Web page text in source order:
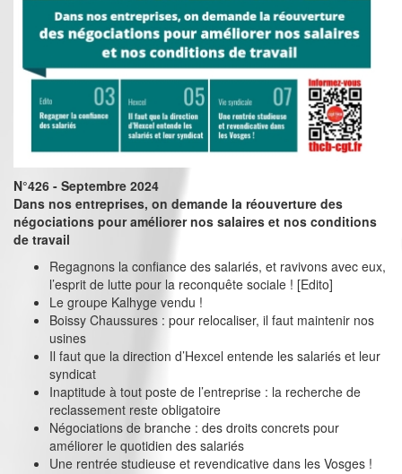
N°426 - Septembre 2024
Dans nos entreprises, on demande la réouverture des
négociations pour améliorer nos salaires et nos conditions
de travail
Regagnons la confiance des salariés, et ravivons avec eux,
l’esprit de lutte pour la reconquête sociale ! [Edito]
Le groupe Kalhyge vendu !
Boissy Chaussures : pour relocaliser, il faut maintenir nos
usines
Il faut que la direction d’Hexcel entende les salariés et leur
syndicat
Inaptitude à tout poste de l’entreprise : la recherche de
reclassement reste obligatoire
Négociations de branche : des droits concrets pour
améliorer le quotidien des salariés
Une rentrée studieuse et revendicative dans les Vosges !